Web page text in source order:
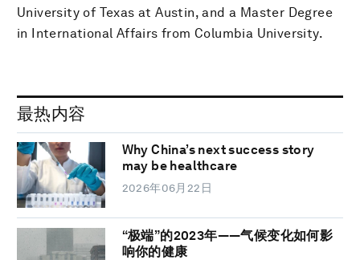
University of Texas at Austin, and a Master Degree
in International Affairs from Columbia University.
最热内容
Why China’s next success story
may be healthcare
2026年06月22日
“极端”的2023年——气候变化如何影
响你的健康